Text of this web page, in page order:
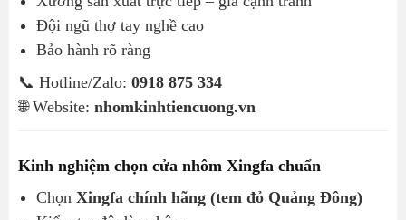
Đội ngũ thợ tay nghề cao
Bảo hành rõ ràng
📞 Hotline/Zalo: 0918 875 334
🌐 Website: nhomkinhtiencuong.vn
Kinh nghiệm chọn cửa nhôm Xingfa chuẩn
Chọn Xingfa chính hãng (tem đỏ Quảng Đông)